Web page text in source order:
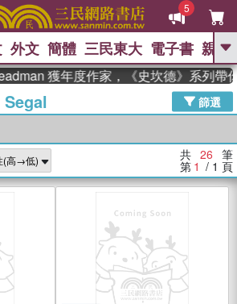
5
GO
熱搜： The Odyssey 、
父親節 、 如果歷史是一群喵 、 暑期
念華 、 台灣的李登輝時代 、 數學女
孩：黎曼猜想
偉大的迷走神經
外文 簡體 三民東大 電子書 親子
獲年度作家，《史坎德》系列帶你踏
篩選
共 26 筆
第 1 / 1 頁